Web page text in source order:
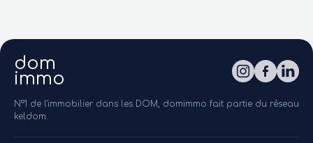
dom
immo
N°1 de l'immobilier dans les DOM, domimmo fait partie du réseau
keldom.